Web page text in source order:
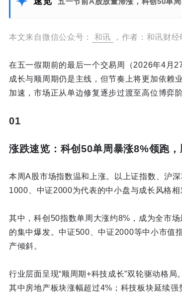
本文来自微信公众号： 和讯 ，作者：和讯财经
在五一假期前的最后一个交易周（2026年4月
成长与顺周期仍是主线，但节奏上将更加依赖
加速，市场正从单边修复逐步过渡至高位博弈阶
01
涨跌速览：科创50单周暴涨8%领跑
本周A股市场指数温和上涨。以上证指数、沪
1000、中证2000为代表的中小盘与成长风格相
其中，科创50指数单周大涨约8%，成为全市
的集中爆发。中证500、中证2000等中小市值
产倾斜。
行业层面呈现“顺周期+科技成长”双轮驱动格
其中房地产板块涨幅超过4%；科技板块延续